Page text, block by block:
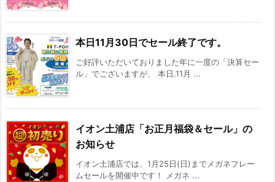
本日11月30日でセール終了です。
ご好評いただいておりました年に一度の「決算セー
ル」でございますが、 本日.11月 ...
イオン土浦店「お正月福袋＆セール」の
お知らせ
イオン土浦店では、1月25日(日)までメガネフレー
ムセールを開催中です！ メガネ ...